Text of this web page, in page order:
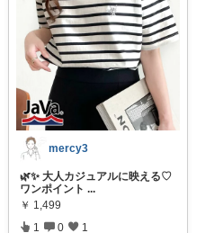
mercy3
🌿✨ 大人カジュアルに映える♡
ワンポイント ...
￥ 1,499
1 0 1